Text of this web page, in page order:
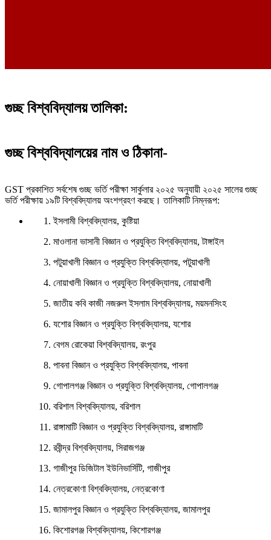
গুচ্ছ বিশ্ববিদ্যালয় তালিকা:
গুচ্ছ বিশ্ববিদ্যালয়ের নাম ও ঠিকানা-
GST প্রকাশিত সর্বশেষ গুচ্ছ ভর্তি পরীক্ষা সার্কুলার ২০২৫ অনুযায়ী ২০২৫ সালের গুচ্ছ
ভর্তি পরীক্ষায় ১৯টি বিশ্ববিদ্যালয় অংশগ্রহণ করছে। তালিকাটি নিম্নরূপ:​
ইসলামী বিশ্ববিদ্যালয়, কুষ্টিয়া​
মাওলানা ভাসানী বিজ্ঞান ও প্রযুক্তি বিশ্ববিদ্যালয়, টাঙ্গাইল​
পটুয়াখালী বিজ্ঞান ও প্রযুক্তি বিশ্ববিদ্যালয়, পটুয়াখালী​
নোয়াখালী বিজ্ঞান ও প্রযুক্তি বিশ্ববিদ্যালয়, নোয়াখালী​
জাতীয় কবি কাজী নজরুল ইসলাম বিশ্ববিদ্যালয়, ময়মনসিংহ​
যশোর বিজ্ঞান ও প্রযুক্তি বিশ্ববিদ্যালয়, যশোর​
বেগম রোকেয়া বিশ্ববিদ্যালয়, রংপুর​
পাবনা বিজ্ঞান ও প্রযুক্তি বিশ্ববিদ্যালয়, পাবনা​
গোপালগঞ্জ বিজ্ঞান ও প্রযুক্তি বিশ্ববিদ্যালয়, গোপালগঞ্জ​
বরিশাল বিশ্ববিদ্যালয়, বরিশাল​
রাঙ্গামাটি বিজ্ঞান ও প্রযুক্তি বিশ্ববিদ্যালয়, রাঙ্গামাটি​
রবীন্দ্র বিশ্ববিদ্যালয়, সিরাজগঞ্জ​
গাজীপুর ডিজিটাল ইউনিভার্সিটি, গাজীপুর​
নেত্রকোণা বিশ্ববিদ্যালয়, নেত্রকোণা​
জামালপুর বিজ্ঞান ও প্রযুক্তি বিশ্ববিদ্যালয়, জামালপুর​
কিশোরগঞ্জ বিশ্ববিদ্যালয়, কিশোরগঞ্জ​